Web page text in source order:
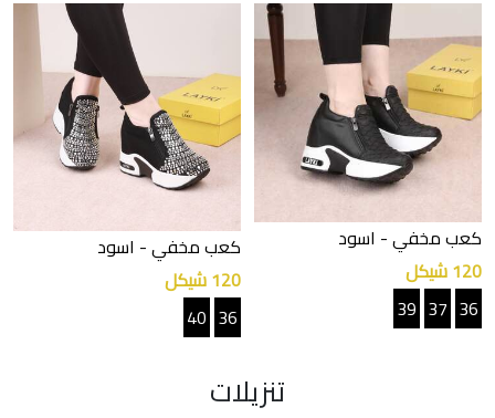
كعب مخفي- اسود
120 شيكل
36
37
39
كعب مخفي- اسود
120 شيكل
36
40
تنزيلات